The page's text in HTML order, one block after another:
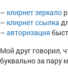
– клирнет зеркало
– клирнет ссылка
– авторизация
Мой друг говорил,
буквально за пару